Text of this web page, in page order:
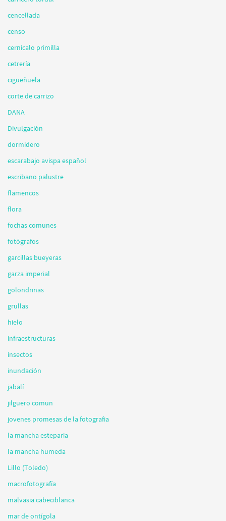
cencellada
censo
cernicalo primilla
cetrería
cigüeñuela
corte de carrizo
DANA
Divulgación
dormidero
escarabajo avispa español
escribano palustre
flamencos
flora
fochas comunes
fotógrafos
garcillas bueyeras
garza imperial
golondrinas
grullas
hielo
infraestructuras
insectos
inundación
jabalí
jilguero comun
jovenes promesas de la fotografia
la mancha esteparia
la mancha humeda
Lillo (Toledo)
macrofotografía
malvasia cabeciblanca
mar de ontígola